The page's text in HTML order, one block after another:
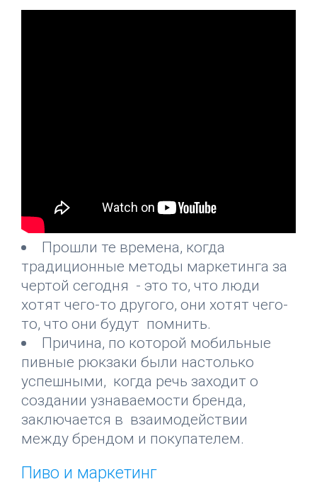
Прошли те времена, когда
традиционные методы маркетинга за
чертой сегодня - это то, что люди
хотят чего-то другого, они хотят чего-
то, что они будут помнить.
Причина, по которой мобильные
пивные рюкзаки были настолько
успешными, когда речь заходит о
создании узнаваемости бренда,
заключается в взаимодействии
между брендом и покупателем.
Пиво и маркетинг